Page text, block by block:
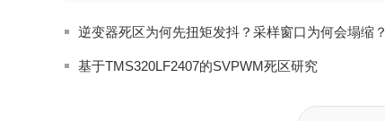
逆变器死区为何先扭矩发抖？采样窗口为何会塌缩？
基于TMS320LF2407的SVPWM死区研究